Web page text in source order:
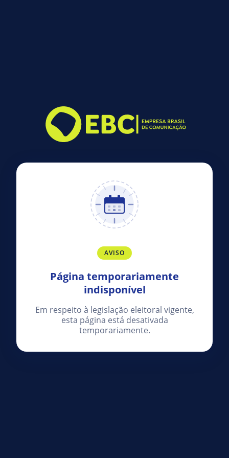
AVISO
Página temporariamente
indisponível
Em respeito à legislação eleitoral vigente,
esta página está desativada
temporariamente.